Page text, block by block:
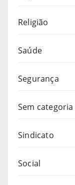
Religião
Saúde
Segurança
Sem categoria
Sindicato
Social